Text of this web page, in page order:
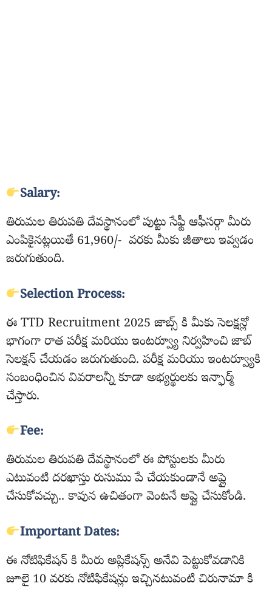
Salary:
తిరుమల తిరుపతి దేవస్థానంలో పుట్టు సేఫ్టీ ఆఫీసర్గా మీరు
ఎంపికైనట్లయితే 61,960/- వరకు మీకు జీతాలు ఇవ్వడం
జరుగుతుంది.
Selection Process:
ఈ TTD Recruitment 2025 జాబ్స్ కి మీకు సెలక్షన్లో
భాగంగా రాత పరీక్ష మరియు ఇంటర్వ్యూ నిర్వహించి జాబ్
సెలక్షన్ చేయడం జరుగుతుంది. పరీక్ష మరియు ఇంటర్వ్యూకి
సంబంధించిన వివరాలన్నీ కూడా అభ్యర్థులకు ఇన్ఫార్మ్
చేస్తారు.
Fee:
తిరుమల తిరుపతి దేవస్థానంలో ఈ పోస్టులకు మీరు
ఎటువంటి దరఖాస్తు రుసుము పే చేయకుండానే అప్లై
చేసుకోవచ్చు.. కావున ఉచితంగా వెంటనే అప్లై చేసుకోండి.
Important Dates:
ఈ నోటిఫికేషన్ కి మీరు అప్లికేషన్స్ అనేవి పెట్టుకోవడానికి
జూలై 10 వరకు నోటిఫికేషన్లు ఇచ్చినటువంటి చిరునామా కి